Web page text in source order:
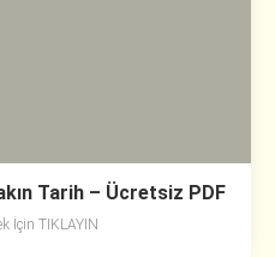
Tarih – Ücretsiz PDF
İçin TIKLAYIN